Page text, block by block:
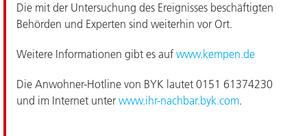
Die mit der Untersuchung des Ereignisses beschäftigten
Behörden und Experten sind weiterhin vor Ort.
Weitere Informationen gibt es auf www.kempen.de
Die Anwohner-Hotline von BYK lautet 0151 61374230
und im Internet unter www.ihr-nachbar.byk.com.